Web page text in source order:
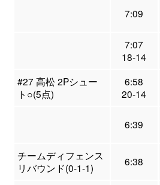
7:09
7:07
18-14
#27 高松 2Pシュー
ト○(5点)
6:58
20-14
6:39
チームディフェンス
リバウンド(0-1-1)
6:38